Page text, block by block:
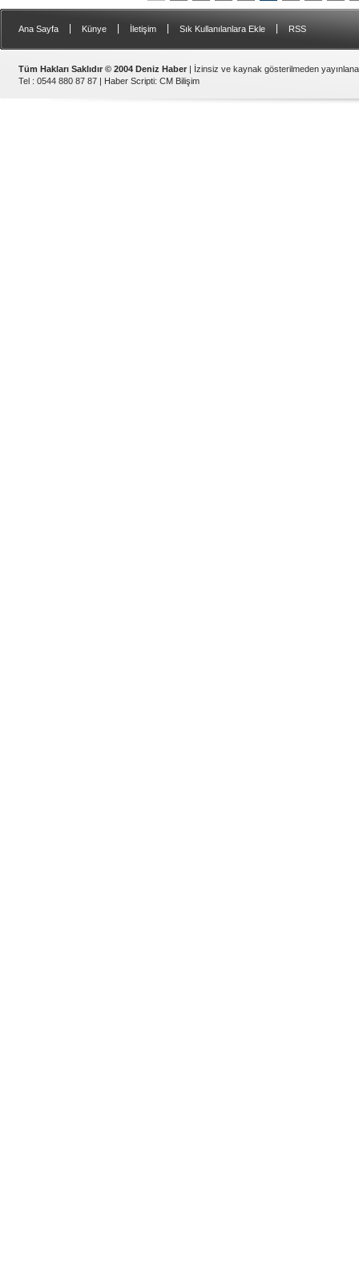
Ana Sayfa Künye İletişim Sık Kullanılanlara Ekle RSS
Tüm Hakları Saklıdır © 2004 Deniz Haber | İzinsiz ve kaynak gösterilmeden
Tel : 0544 880 87 87 | Haber Scripti: CM Bilişim